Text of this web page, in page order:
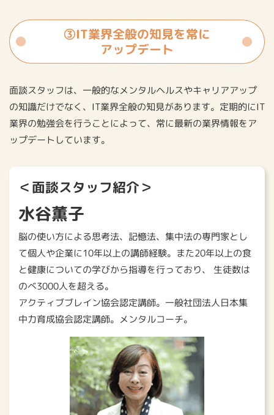
③IT業界全般の知見を常に
アップデート
面談スタッフは、一般的なメンタルヘルスやキャリアアップ
の知識だけでなく、IT業界全般の知見があります。定期的にIT
業界の勉強会を行うことによって、常に最新の業界情報をア
ップデートしています。
＜面談スタッフ紹介＞
水谷薫子
脳の使い方による思考法、記憶法、集中法の専門家とし
て個人や企業に10年以上の講師経験。また20年以上の食
と健康についての学びから指導を行っており、 生徒数は
のべ3000人を超える。
アクティブブレイン協会認定講師。一般社団法人日本集
中力育成協会認定講師。メンタルコーチ。